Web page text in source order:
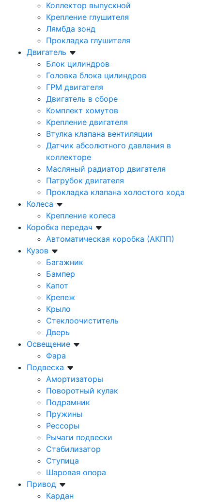
Коллектор выпускной
Крепление глушителя
Лямбда зонд
Прокладка глушителя
Двигатель
Блок цилиндров
Головка блока цилиндров
ГРМ двигателя
Двигатель в сборе
Комплект хомутов
Крепление двигателя
Втулка клапана вентиляции
Датчик абсолютного давления в
коллекторе
Масляный радиатор двигателя
Патрубок двигателя
Прокладка клапана холостого хода
Колеса
Крепление колеса
Коробка передач
Автоматическая коробка (АКПП)
Кузов
Багажник
Бампер
Капот
Крепеж
Крыло
Стеклоочиститель
Дверь
Освещение
Фара
Подвеска
Амортизаторы
Поворотный кулак
Подрамник
Пружины
Рессоры
Рычаги подвески
Стабилизатор
Ступица
Шаровая опора
Привод
Кардан